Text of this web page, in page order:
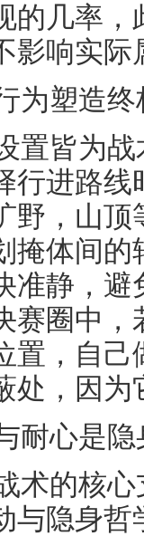
的几率，
影响实际
为塑造终
置皆为
行进路
野，山
掩体间的
准静，避
赛圈中，
置，自
处，因为
耐心是隐
术的核
与隐身哲